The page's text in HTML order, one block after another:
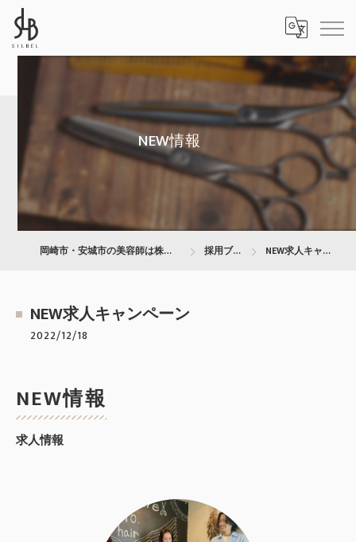
NEW情報
岡崎市・安城市の美容師は株式会社SILBEL 採用ブログ NEW求人キャンペーン
NEW求人キャンペーン
2022/12/18
NEW情報
求人情報